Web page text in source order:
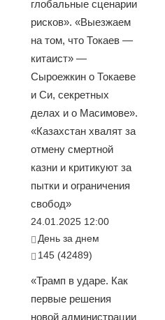
глобальные сценарии
рисков». «Выезжаем
на том, что Токаев —
китаист» —
Сыроежкин о Токаеве
и Си, секретных
делах и о Масимове».
«Казахстан хвалят за
отмену смертной
казни и критикуют за
пытки и ограничения
свобод»
24.01.2025 12:00
День за днем
145 (42489)
«Трамп в ударе. Как
первые решения
новой администрации